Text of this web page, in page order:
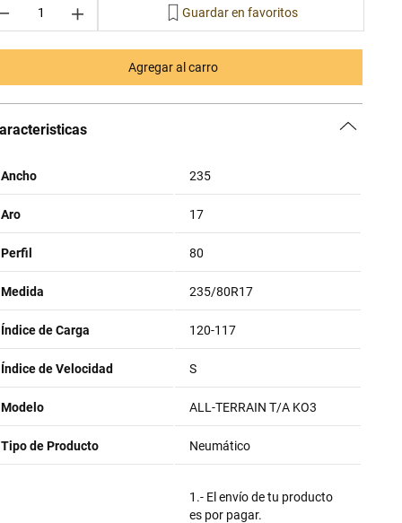
＋
Agregar al carro
Ancho 235
Aro 17
Perfil 80
Medida 235/80R17
Índice de Carga 120-117
Índice de Velocidad S
Modelo ALL-TERRAIN T/A KO3
Tipo de Producto Neumático
1.- El envío de tu producto
es por pagar.